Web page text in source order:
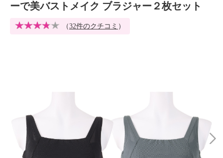
ーで美バストメイク ブラジャー２枚セット
（32件のクチコミ ）